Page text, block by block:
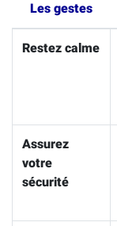
Les gestes
Restez calme
Assurez
votre
sécurité